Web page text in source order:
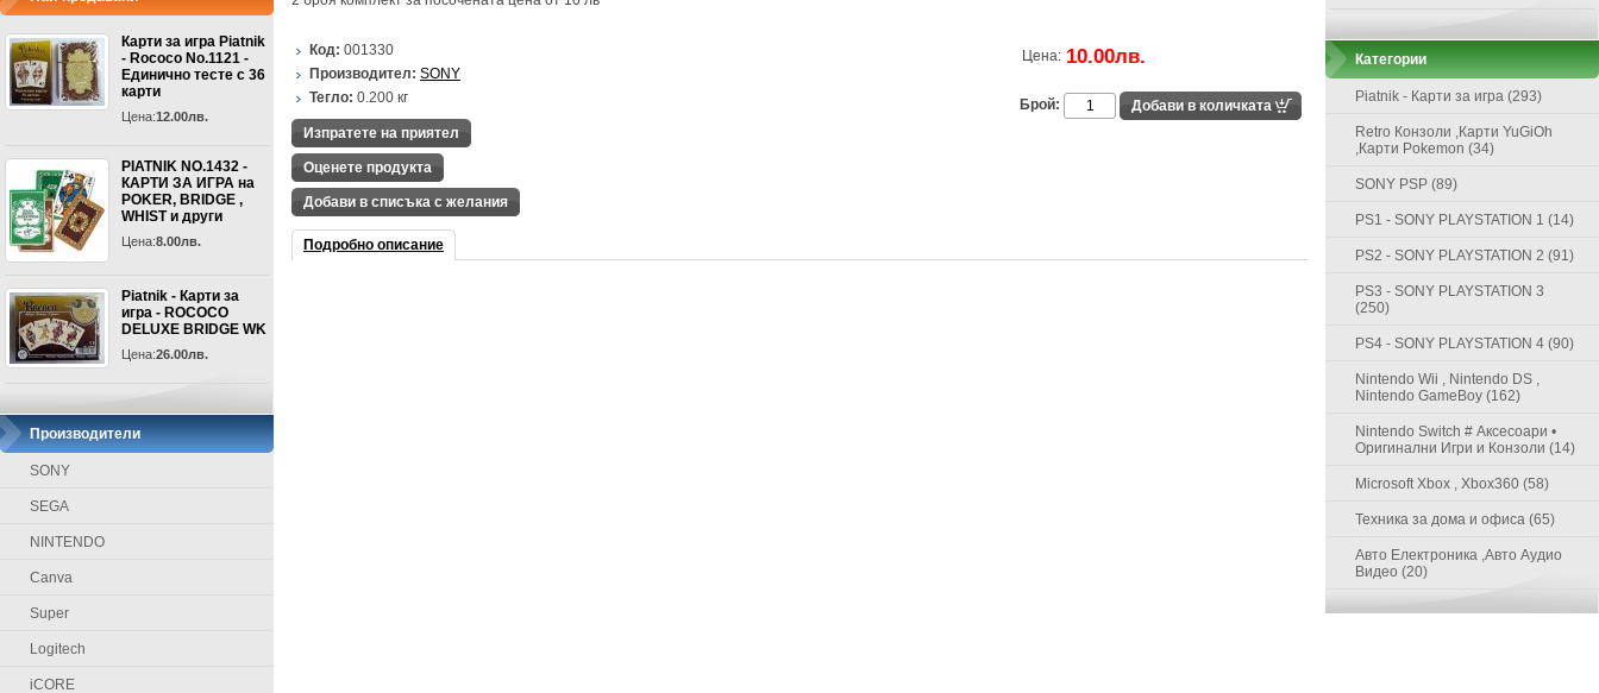
Карти за игра Piatnik
- Rococo No.1121 -
Единично тесте с 36
карти
Цена:12.00лв.
PIATNIK NO.1432 -
КАРТИ ЗА ИГРА на
POKER, BRIDGE ,
WHIST и други
Цена:8.00лв.
Piatnik - Карти за
игра - ROCOCO
DELUXE BRIDGE WK
Цена:26.00лв.
Производители
SONY
SEGA
NINTENDO
Canva
Super
Logitech
iCORE
Код: 001330
Производител: SONY
Тегло: 0.200 кг
Цена: 10.00лв.
Брой:
Изпратете на приятел
Оценете продукта
Добави в списъка с желания
Подробно описание
Категории
Piatnik - Карти за игра (293)
Retro Конзоли ,Карти YuGiOh
,Карти Pokemon (34)
SONY PSP (89)
PS1 - SONY PLAYSTATION 1 (14)
PS2 - SONY PLAYSTATION 2 (91)
PS3 - SONY PLAYSTATION 3
(250)
PS4 - SONY PLAYSTATION 4 (90)
Nintendo Wii , Nintendo DS ,
Nintendo GameBoy (162)
Nintendo Switch # Аксесоари •
Оригинални Игри и Конзоли (14)
Microsoft Xbox , Xbox360 (58)
Техника за дома и офиса (65)
Авто Електроника ,Авто Аудио
Видео (20)